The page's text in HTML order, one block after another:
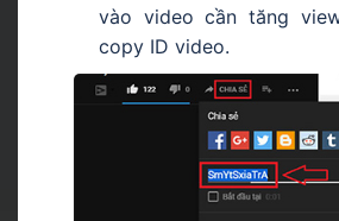
vào video cần tăng
copy ID video.